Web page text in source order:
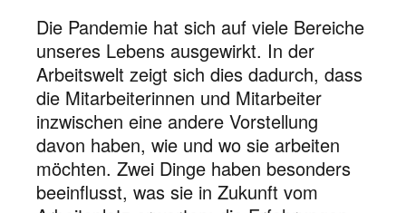
Die Pandemie hat sich auf viele Bereiche
unseres Lebens ausgewirkt. In der
Arbeitswelt zeigt sich dies dadurch, dass
die Mitarbeiterinnen und Mitarbeiter
inzwischen eine andere Vorstellung
davon haben, wie und wo sie arbeiten
möchten. Zwei Dinge haben besonders
beeinflusst, was sie in Zukunft vom